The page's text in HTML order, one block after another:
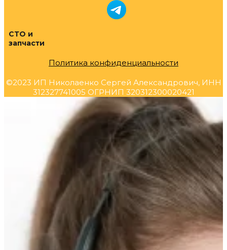
СТО и
запчасти
Политика конфиденциальности
©2023 ИП Николаенко Сергей Александрович, ИНН
312327741005 ОГРНИП 320312300020421